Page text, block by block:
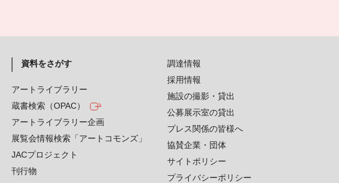
資料をさがす
アートライブラリー
蔵書検索（OPAC）
アートライブラリー企画
展覧会情報検索「アートコモンズ」
JACプロジェクト
刊行物
調達情報
採用情報
施設の撮影・貸出
公募展示室の貸出
プレス関係の皆様へ
協賛企業・団体
サイトポリシー
プライバシーポリシー